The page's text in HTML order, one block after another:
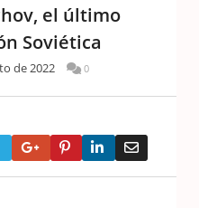
el último
Soviética
de 2022 0
Google+PinterestLinkedIn